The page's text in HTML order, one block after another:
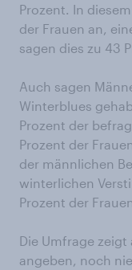
Prozent. In
der Frauen an,
sagen dies zu 43
Auch sagen
Winterblues
Prozent der
Prozent der
der männlichen
winterlichen
Prozent der
Die Umfrage
angeben, noch